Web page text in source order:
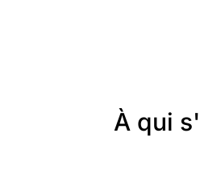
À qui